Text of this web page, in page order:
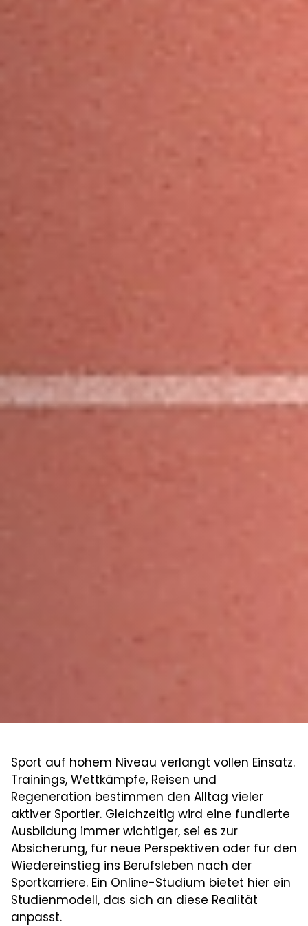
Sport auf hohem Niveau verlangt vollen Einsatz.
Trainings, Wettkämpfe, Reisen und
Regeneration bestimmen den Alltag vieler
aktiver Sportler. Gleichzeitig wird eine fundierte
Ausbildung immer wichtiger, sei es zur
Absicherung, für neue Perspektiven oder für den
Wiedereinstieg ins Berufsleben nach der
Sportkarriere. Ein Online-Studium bietet hier ein
Studienmodell, das sich an diese Realität
anpasst.